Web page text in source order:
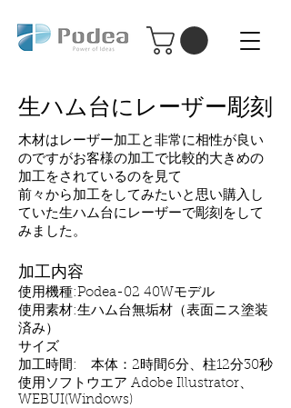
Podea パーソナル レーザー加工機
Podea
生ハム台にレーザー彫刻
木材はレーザー加工と非常に相性が良い
のですがお客様の加工で比較的大きめの
加工をされているのを見て
前々から加工をしてみたいと思い購入し
ていた生ハム台にレーザーで彫刻をして
みました。
加工内容
使用機種:Podea-02 40Wモデル
使用素材:生ハム台無垢材（表面ニス塗装
済み）
サイズ
加工時間: 本体：2時間6分、柱12分30秒
使用ソフトウエア Adobe Illustrator、
WEBUI(Windows)